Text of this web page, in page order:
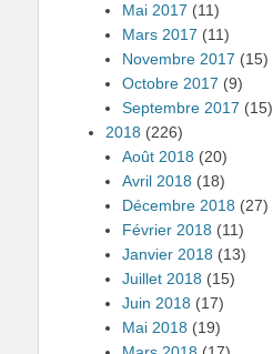
Mai 2017 (11)
Mars 2017 (11)
Novembre 2017 (15)
Octobre 2017 (9)
Septembre 2017 (15)
2018 (226)
Août 2018 (20)
Avril 2018 (18)
Décembre 2018 (27)
Février 2018 (11)
Janvier 2018 (13)
Juillet 2018 (15)
Juin 2018 (17)
Mai 2018 (19)